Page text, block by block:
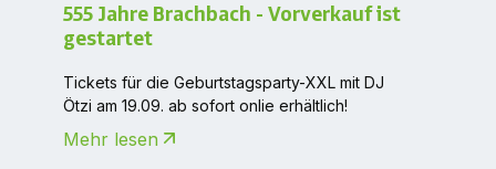
555 Jahre Brachbach - Vorverkauf ist
gestartet
Tickets für die Geburtstagsparty-XXL mit DJ
Ötzi am 19.09. ab sofort onlie erhältlich!
Mehr lesen